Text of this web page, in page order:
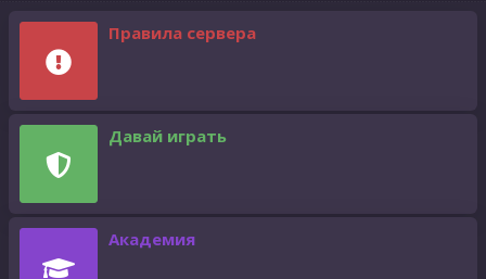
Правила сервера
Давай играть
Академия